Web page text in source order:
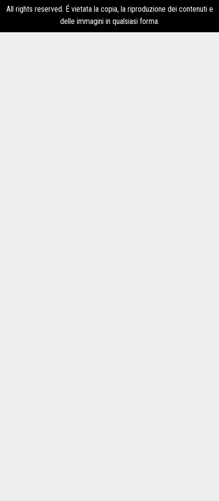
All rights reserved. É vietata la copia, la riproduzione dei contenuti e
delle immagini in qualsiasi forma.